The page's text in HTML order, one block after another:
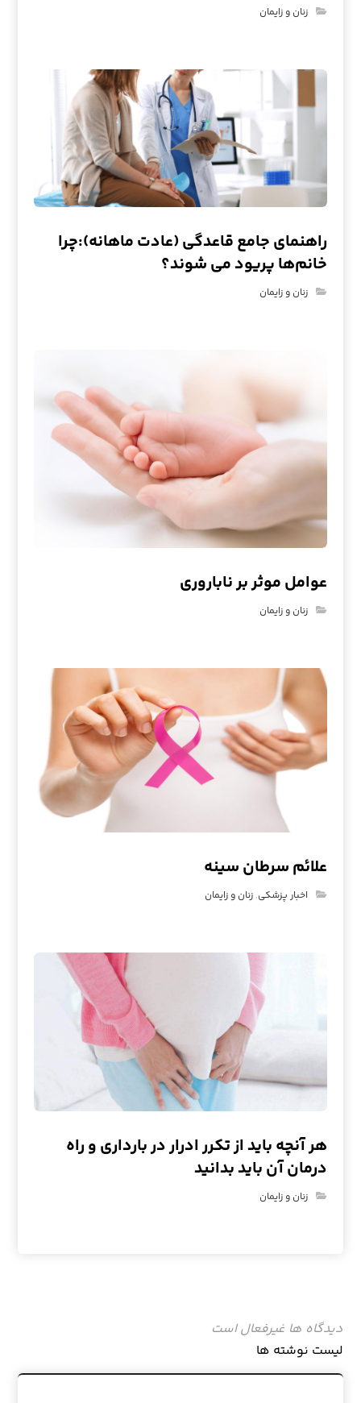
زنان و زایمان
راهنمای جامع قاعدگی (عادت ماهانه):چرا
خانم‌ها پریود می شوند؟
زنان و زایمان
عوامل موثر بر ناباروری
زنان و زایمان
علائم سرطان سینه
اخبار پزشکی,زنان و زایمان
هر آنچه باید از تکرر ادرار در بارداری و راه
درمان آن باید بدانید
زنان و زایمان
دیدگاه ها غیرفعال است
لیست نوشته ها